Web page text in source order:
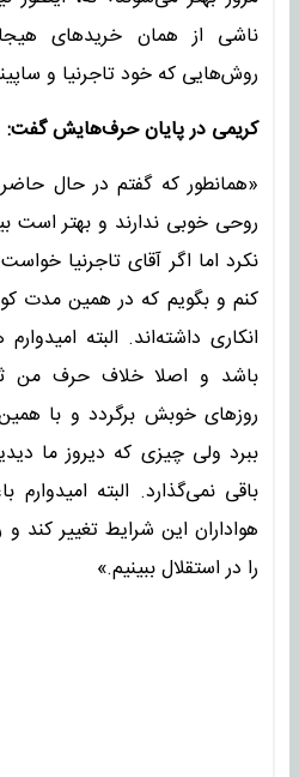
ناشی از همان خریدهای
روش‌هایی که خود تاجرنیا و
کریمی در پایان حرف‌هایش گفت:
«همانطور که گفتم در حال حاضر
روحی خوبی ندارند و بهتر است
نکرد اما اگر آقای تاجرنیا
کنم و بگویم که در همین مدت
انکاری داشته‌اند. البته
باشد و اصلا خلاف حرف من
روزهای خوبش برگردد و با
ببرد ولی چیزی که دیروز ما
باقی نمی‌گذارد. البته امیدوارم
هواداران این شرایط تغییر کند
را در استقلال ببینیم.»